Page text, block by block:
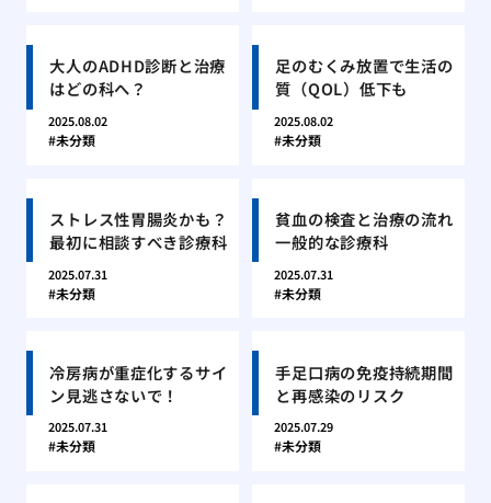
大人のADHD診断と治療
はどの科へ？
2025.08.02
未分類
足のむくみ放置で生活の
質（QOL）低下も
2025.08.02
未分類
ストレス性胃腸炎かも？
最初に相談すべき診療科
2025.07.31
未分類
貧血の検査と治療の流れ
一般的な診療科
2025.07.31
未分類
冷房病が重症化するサイ
ン見逃さないで！
2025.07.31
未分類
手足口病の免疫持続期間
と再感染のリスク
2025.07.29
未分類